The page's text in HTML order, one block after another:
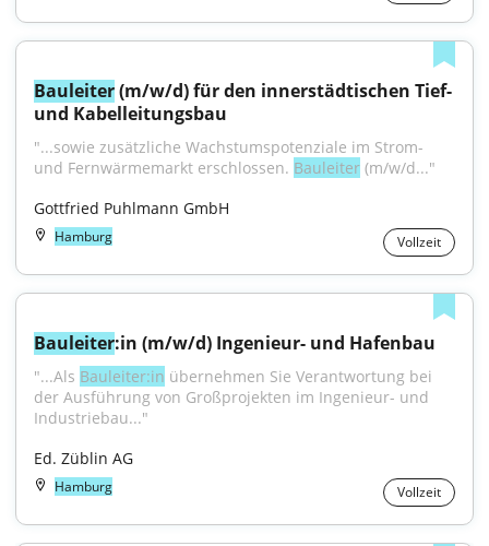
Bauleiter (m/w/d) für den innerstädtischen Tief-
und Kabelleitungsbau
"...sowie zusätzliche Wachstumspotenziale im Strom-
und Fernwärmemarkt erschlossen. Bauleiter (m/w/d..."
Gottfried Puhlmann GmbH
Hamburg Vollzeit
Bauleiter:in (m/w/d) Ingenieur- und Hafenbau
"...Als Bauleiter:in übernehmen Sie Verantwortung bei
der Ausführung von Großprojekten im Ingenieur- und
Industriebau..."
Ed. Züblin AG
Hamburg Vollzeit